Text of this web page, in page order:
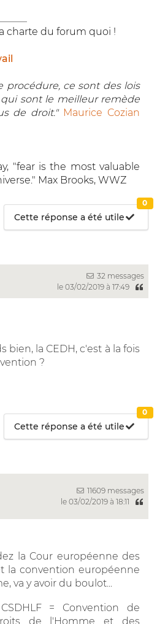
charte du forum quoi !
procédure, ce sont des lois
sont le meilleur remède
de droit." Maurice Cozian
"fear is the most valuable
Max Brooks, WWZ
Cette réponse a été utile
0
32 messages
le 03/02/2019 à 17:49
bien, la CEDH, c'est à la fois
?
Cette réponse a été utile
0
11609 messages
le 03/02/2019 à 18:11
la Cour européenne des
la convention européenne
va y avoir du boulot...
= Convention de
de l'Homme et des